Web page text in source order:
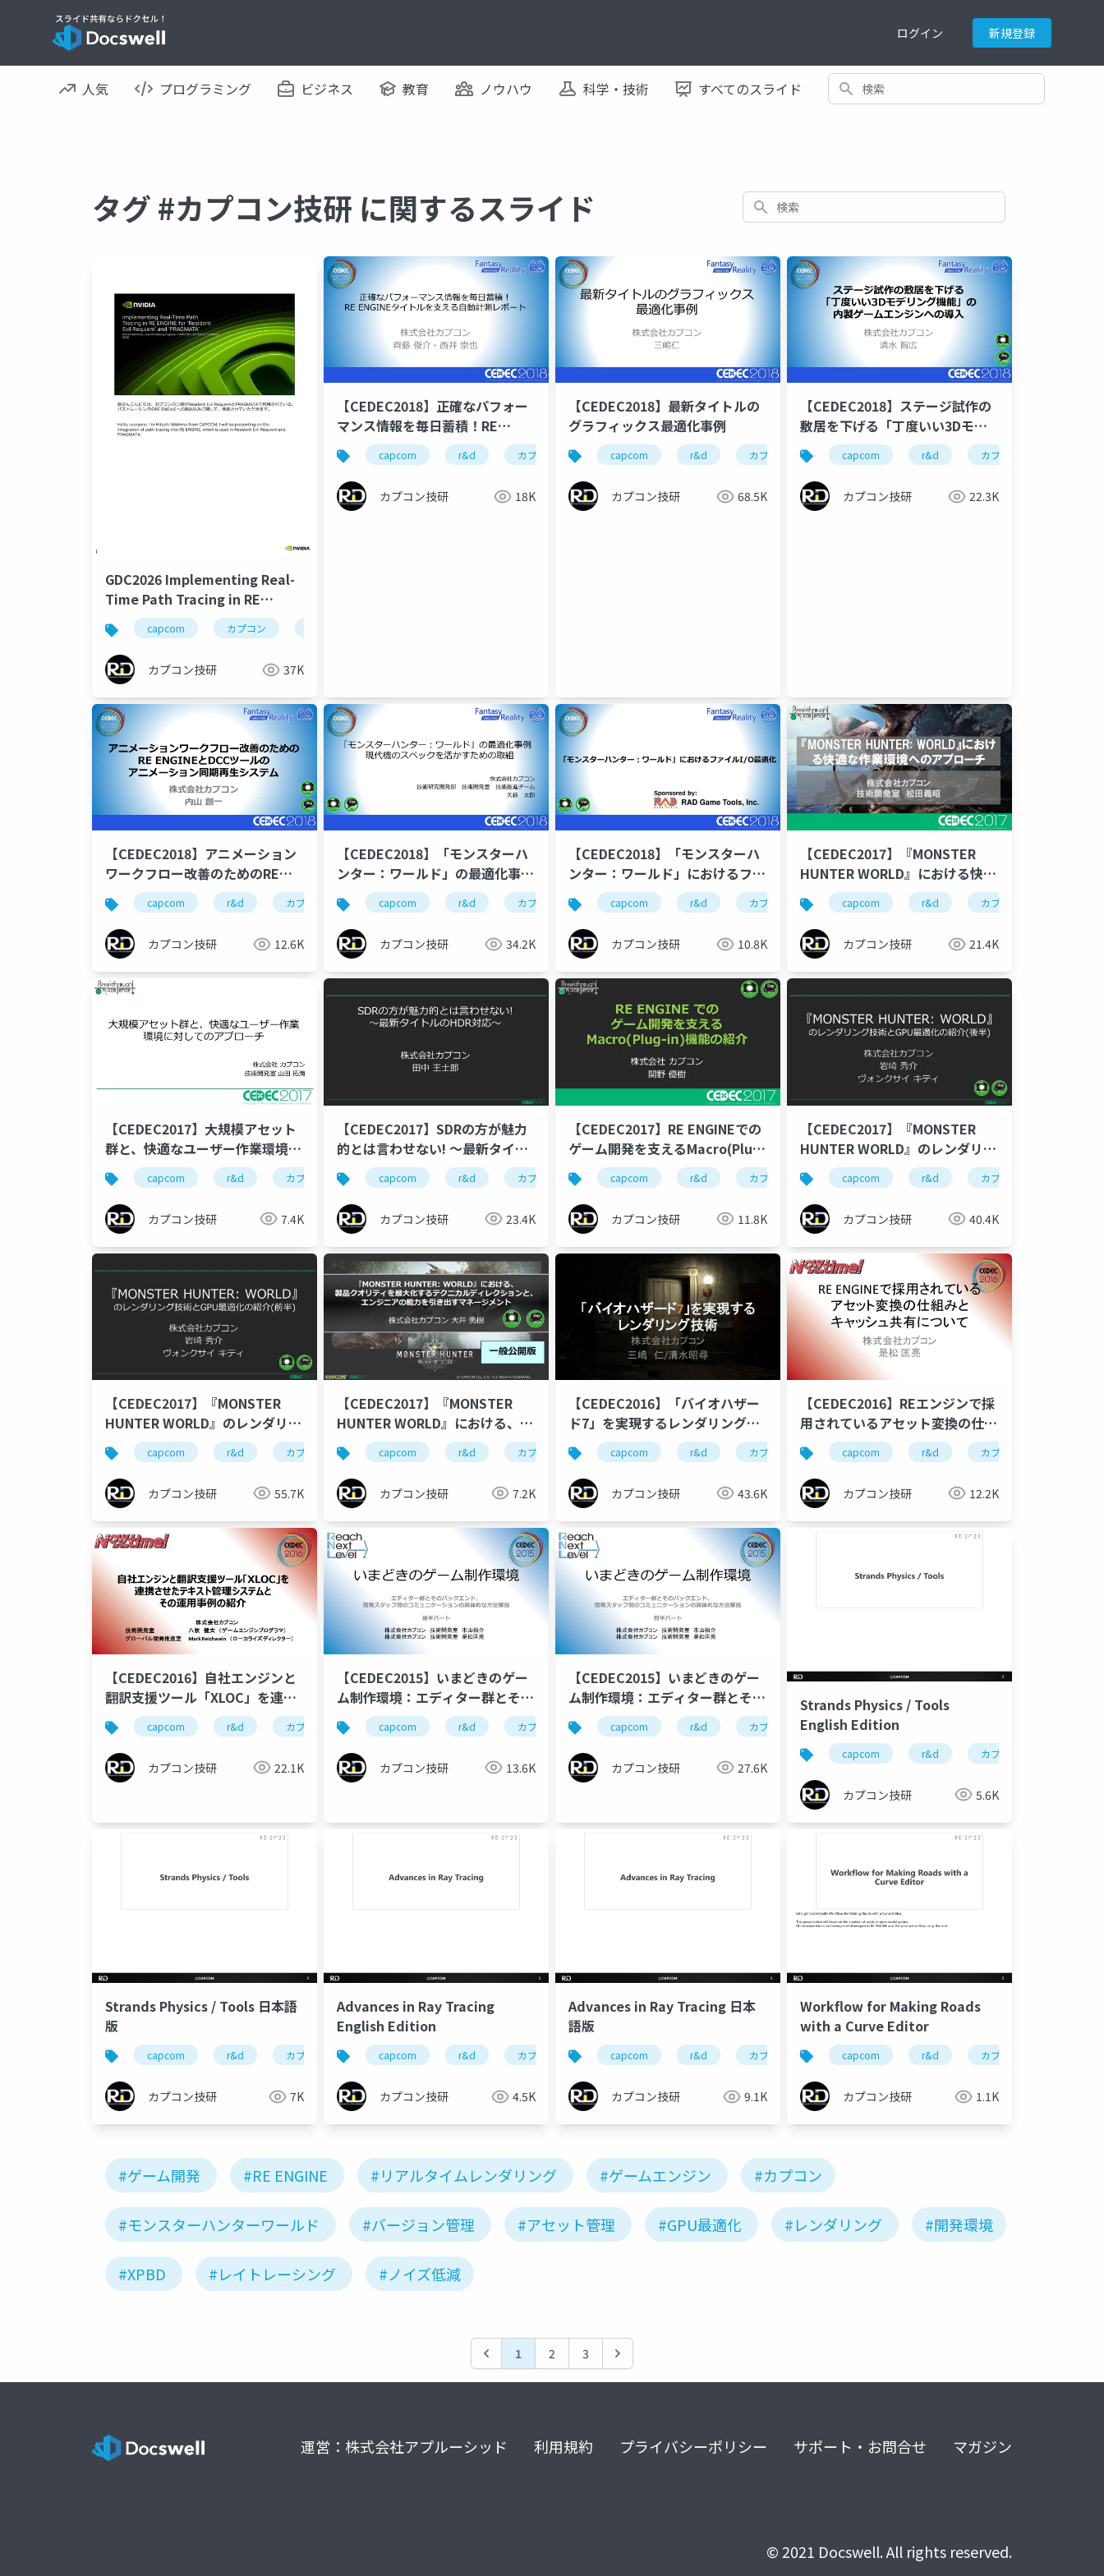
ログイン 新規登録
人気 プログラミング ビジネス 教育 ノウハウ 科学・技術 すべてのスライド 検索
タグ #カプコン技研 に関するスライド 検索
GDC2026 Implementing Real-
Time Path Tracing in RE
ENGINE for 'Resident Evil
Requiem' and 'PRAGMATA'
capcom カプコン
カプコン技研 37K
【CEDEC2018】正確なパフォー
マンス情報を毎日蓄積！RE
ENGINEタイトルを支える自動計
測レポート
capcom r&d カプコン カプコン技研 cedec ゲーム開発 cedec2018 re engine
カプコン技研 18K
【CEDEC2018】最新タイトルの
グラフィックス最適化事例
capcom r&d カプコン カプコン技研 cedec
カプコン技研 68.5K
【CEDEC2018】ステージ試作の
敷居を下げる「丁度いい3Dモデ
リング機能」の内製ゲームエンジ
ンへの導入
capcom r&d カプコン
カプコン技研 22.3K
【CEDEC2018】アニメーション
ワークフロー改善のためのRE
ENGINEとDCCツールのアニメー
ション同期再生システム
capcom r&d カプコン カプコン技研 cedec ゲーム開発 cedec2018 re engine
カプコン技研 12.6K
【CEDEC2018】「モンスターハ
ンター：ワールド」の最適化事
例 現代機のスペックを活かすた
めの取組
capcom r&d カプコン カプコン技研 cedec ゲーム開発 cedec2018 world engine
カプコン技研 34.2K
【CEDEC2018】「モンスターハ
ンター：ワールド」におけるファ
イルIO最適化
capcom r&d カプコン カプコン技研 cedec
カプコン技研 10.8K
【CEDEC2017】『MONSTER
HUNTER WORLD』における快適
な作業環境へのアプローチ
capcom r&d カプコン
カプコン技研 21.4K
【CEDEC2017】大規模アセット
群と、快適なユーザー作業環境に
対してのアプローチ
capcom r&d カプコン カプコン技研 cedec ゲーム開発 cedec2017 re engine
カプコン技研 7.4K
【CEDEC2017】SDRの方が魅力
的とは言わせない! ～最新タイト
ルのHDR対応～
capcom r&d カプコン カプコン技研 cedec ゲーム開発 cedec2017 re engine
カプコン技研 23.4K
【CEDEC2017】RE ENGINEでの
ゲーム開発を支えるMacro(Plug-
in)機能の紹介
capcom r&d カプコン カプコン技研 cedec
カプコン技研 11.8K
【CEDEC2017】『MONSTER
HUNTER WORLD』のレンダリン
グ技術とGPU最適化の紹介(後半)
capcom r&d カプコン
カプコン技研 40.4K
【CEDEC2017】『MONSTER
HUNTER WORLD』のレンダリン
グ技術とGPU最適化の紹介(前半)
capcom r&d カプコン カプコン技研 cedec ゲーム開発 cedec2017 world engine
カプコン技研 55.7K
【CEDEC2017】『MONSTER
HUNTER WORLD』における、製
品クオリティを最大化するテクニ
カルディレクションと、エンジニ
アの能力を引き出すマネージメン
ト
capcom r&d カプコン カプコン技研 cedec ゲーム開発 cedec2017 world engine
カプコン技研 7.2K
【CEDEC2016】「バイオハザー
ド7」を実現するレンダリング技
術
capcom r&d カプコン カプコン技研 cedec
カプコン技研 43.6K
【CEDEC2016】REエンジンで採
用されているアセット変換の仕組
みとキャッシュ共有について
capcom r&d カプコン
カプコン技研 12.2K
【CEDEC2016】自社エンジンと
翻訳支援ツール「XLOC」を連携
させたテキスト管理システムとそ
の運用事例の紹介
capcom r&d カプコン カプコン技研 cedec ゲーム開発 cedec2016 re engine
カプコン技研 22.1K
【CEDEC2015】いまどきのゲー
ム制作環境：エディター群とその
バックエンド、開発スタッフ間の
コミュニケーションの具体的な方
法解説(後半)
capcom r&d カプコン カプコン技研 cedec ゲーム開発 cedec2015
カプコン技研 13.6K
【CEDEC2015】いまどきのゲー
ム制作環境：エディター群とその
バックエンド、開発スタッフ間の
コミュニケーションの具体的な方
法解説(前半)
capcom r&d カプコン カプコン技研
カプコン技研 27.6K
Strands Physics / Tools
English Edition
capcom r&d カプコン
カプコン技研 5.6K
Strands Physics / Tools 日本語
版
capcom r&d カプコン カプコン技研 re engine re:2023 capcom open conference professional カプコンオープンカンファレンス プロフェッショナル
カプコン技研 7K
Advances in Ray Tracing
English Edition
capcom r&d カプコン カプコン技研 re engine re:2023 capcom open conference professional
カプコン技研 4.5K
Advances in Ray Tracing 日本
語版
capcom r&d カプコン カプコン技研 re engine
カプコン技研 9.1K
Workflow for Making Roads
with a Curve Editor
capcom r&d カプコン
カプコン技研 1.1K
#ゲーム開発 #RE ENGINE #リアルタイムレンダリング #ゲームエンジン #カプコン
#モンスターハンターワールド #バージョン管理 #アセット管理 #GPU最適化 #レンダリング #開発環境
#XPBD #レイトレーシング #ノイズ低減
1 2 3
運営：株式会社アプルーシッド 利用規約 プライバシーポリシー サポート・お問合せ マガジン
© 2021 Docswell. All rights reserved.